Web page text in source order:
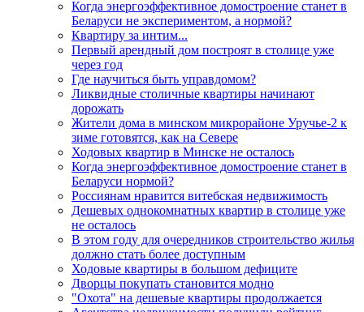
Когда энергоэффективное домостроение станет в
Беларуси не экспериментом, а нормой?
Квартиру за интим...
Первый арендный дом построят в столице уже
через год
Где научиться быть управдомом?
Ликвидные столичные квартиры начинают
дорожать
Жители дома в минском микрорайоне Уручье-2 к
зиме готовятся, как на Севере
Ходовых квартир в Минске не осталось
Когда энергоэффективное домостроение станет в
Беларуси нормой?
Россиянам нравится витебская недвижимость
Дешевых однокомнатных квартир в столице уже
не осталось
В этом году для очередников строительство жилья
должно стать более доступным
Ходовые квартиры в большом дефиците
Дворцы покупать становится модно
"Охота" на дешевые квартиры продолжается